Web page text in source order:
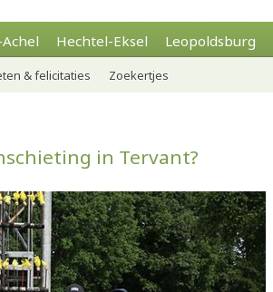
Hechtel-Eksel Leopoldsburg
& felicitaties Zoekertjes
in Tervant?